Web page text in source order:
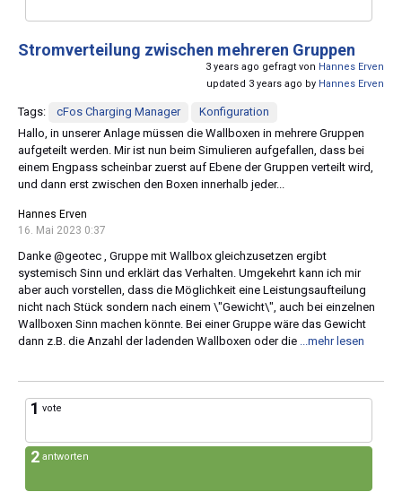
Stromverteilung zwischen mehreren Gruppen
3 years ago gefragt von Hannes Erven
updated 3 years ago by Hannes Erven
Tags: cFos Charging Manager
Konfiguration
Hallo, in unserer Anlage müssen die Wallboxen in mehrere Gruppen
aufgeteilt werden. Mir ist nun beim Simulieren aufgefallen, dass bei
einem Engpass scheinbar zuerst auf Ebene der Gruppen verteilt wird,
und dann erst zwischen den Boxen innerhalb jeder...
Hannes Erven
16. Mai 2023 0:37
Danke @geotec , Gruppe mit Wallbox gleichzusetzen ergibt
systemisch Sinn und erklärt das Verhalten. Umgekehrt kann ich mir
aber auch vorstellen, dass die Möglichkeit eine Leistungsaufteilung
nicht nach Stück sondern nach einem \"Gewicht\", auch bei einzelnen
Wallboxen Sinn machen könnte. Bei einer Gruppe wäre das Gewicht
dann z.B. die Anzahl der ladenden Wallboxen oder die ...mehr lesen
1 vote
2 antworten